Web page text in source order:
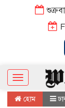
Toggle
navigation
হোম